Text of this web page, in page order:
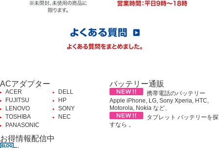
ACアダプター
ACER
DELL
FUJITSU
HP
LENOVO
SONY
TOSHIBA
NEC
PANASONIC
バッテリー通販
携帯電話のバッテリー
Apple iPhone, LG, Sony Xperia, HTC,
Motorola, Nokia など、
タブレット バッテリーを探
すなら 。
お得情報配信中